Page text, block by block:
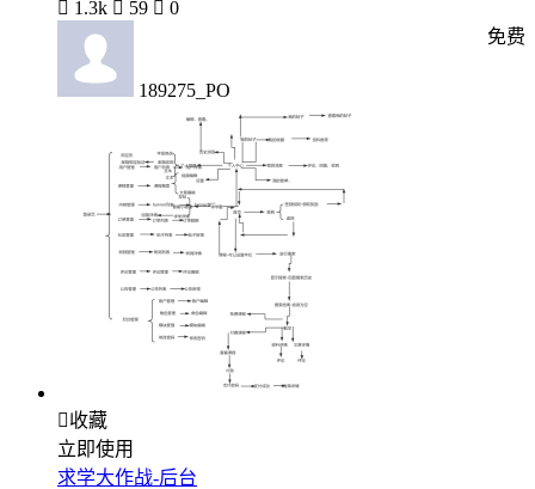
 1.3k  59  0
189275_PO
免费
收藏
立即使用
求学大作战-后台